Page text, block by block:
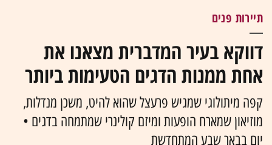
תיירות פנים
דווקא בעיר המדברית מצאנו את
אחת ממנות הדגים הטעימות ביותר
קפה מיתולוגי שמגיש פרעצל שהוא להיט, משכן מנדלות,
מוזיאון שמארח הופעות ומיזם קולינרי שמתמחה בדגים •
יום בבאר שבע המתחדשת